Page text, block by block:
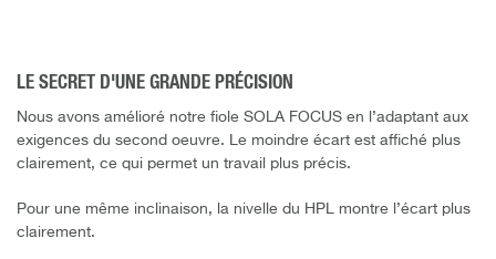
LE SECRET D'UNE GRANDE PRÉCISION
Nous avons amélioré notre fiole SOLA FOCUS en l’adaptant aux
exigences du second oeuvre. Le moindre écart est affiché plus
clairement, ce qui permet un travail plus précis.
Pour une même inclinaison, la nivelle du HPL montre l’écart plus
clairement.